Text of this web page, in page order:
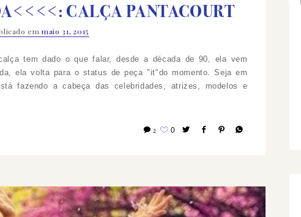
CALÇA PANTACOURT
em maio 31, 2015
tem dado o que falar, desde a década de 90, ela vem
ela volta para o status de peça "it"do momento.Seja em
fazendo a cabeça das celebridades, atrizes, modelos e
2 0